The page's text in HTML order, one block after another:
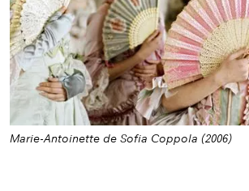
Marie-Antoinette de Sofia Coppola (2006)